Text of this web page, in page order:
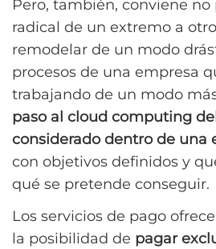
Pero, también, conviene no
radical de un extremo a
remodelar de un modo
procesos de una empresa
trabajando de un modo
paso al cloud computing
considerado dentro de una
con objetivos definidos y
qué se pretende conseguir.
Los servicios de pago
la posibilidad de pagar